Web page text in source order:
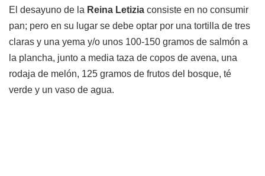
El desayuno de la Reina Letizia consiste en no consumir
pan; pero en su lugar se debe optar por una tortilla de tres
claras y una yema y/o unos 100-150 gramos de salmón a
la plancha, junto a media taza de copos de avena, una
rodaja de melón, 125 gramos de frutos del bosque, té
verde y un vaso de agua.